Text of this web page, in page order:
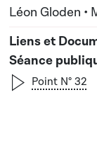
Léon Gloden •
Séance
Point N° 32